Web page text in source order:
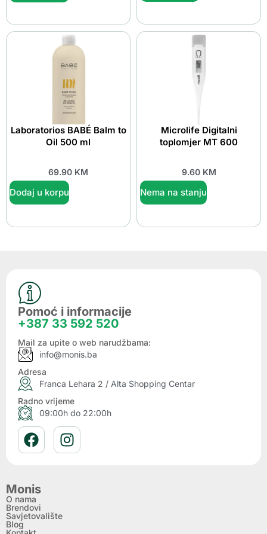
Laboratorios BABÉ Balm to
Oil 500 ml
69.90 KM
Dodaj u korpu
Microlife Digitalni
toplomjer MT 600
9.60 KM
Nema na stanju
Pomoć i informacije
+387 33 592 520
Mail za upite o web narudžbama:
info@monis.ba
Adresa
Franca Lehara 2 / Alta Shopping Centar
Radno vrijeme
09:00h do 22:00h
Monis
O nama
Brendovi
Savjetovalište
Blog